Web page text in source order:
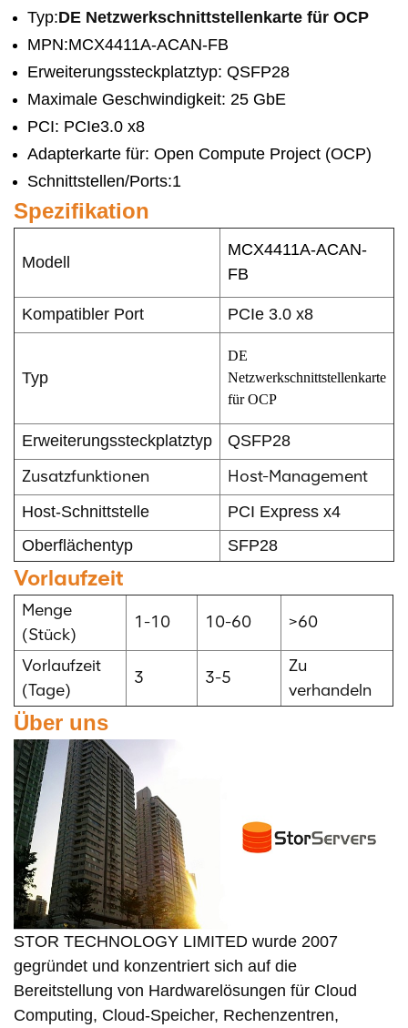
Typ:DE Netzwerkschnittstellenkarte für OCP
MPN:MCX4411A-ACAN-FB
Erweiterungssteckplatztyp: QSFP28
Maximale Geschwindigkeit: 25 GbE
PCI: PCIe3.0 x8
Adapterkarte für: Open Compute Project (OCP)
Schnittstellen/Ports:1
Spezifikation
Modell
MCX4411A-ACAN-
FB
Kompatibler Port PCIe 3.0 x8
Typ
DE
Netzwerkschnittstellenkarte
für OCP
Erweiterungssteckplatztyp QSFP28
Zusatzfunktionen Host-Management
Host-Schnittstelle
PCI Express x4
Oberflächentyp
SFP28
Vorlaufzeit
Menge
(Stück)
1-10 10-60 >60
Vorlaufzeit
(Tage)
3 3-5
Zu
verhandeln
Über uns
STOR TECHNOLOGY LIMITED wurde 2007
gegründet und konzentriert sich auf die
Bereitstellung von Hardwarelösungen für Cloud
Computing, Cloud-Speicher, Rechenzentren,